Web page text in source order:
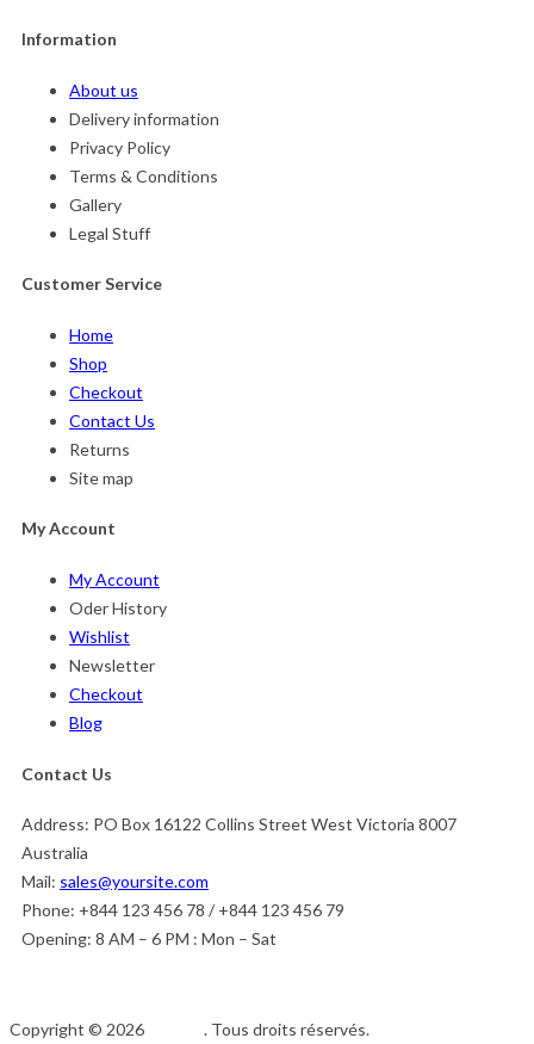
Information
About us
Delivery information
Privacy Policy
Terms & Conditions
Gallery
Legal Stuff
Customer Service
Home
Shop
Checkout
Contact Us
Returns
Site map
My Account
My Account
Oder History
Wishlist
Newsletter
Checkout
Blog
Contact Us
Address: PO Box 16122 Collins Street West Victoria 8007
Australia
Mail: sales@yoursite.com
Phone: +844 123 456 78 / +844 123 456 79
Opening: 8 AM – 6 PM : Mon – Sat
Copyright © 2026 . Tous droits réservés.